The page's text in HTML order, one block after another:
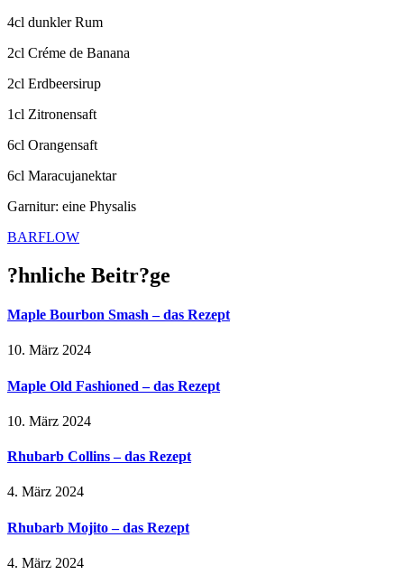
4cl dunkler Rum
2cl Créme de Banana
2cl Erdbeersirup
1cl Zitronensaft
6cl Orangensaft
6cl Maracujanektar
Garnitur: eine Physalis
BARFLOW
?hnliche Beitr?ge
Maple Bourbon Smash – das Rezept
10. März 2024
Maple Old Fashioned – das Rezept
10. März 2024
Rhubarb Collins – das Rezept
4. März 2024
Rhubarb Mojito – das Rezept
4. März 2024